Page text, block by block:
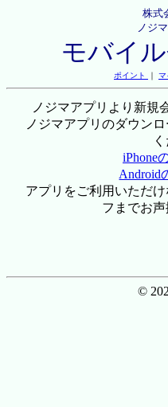
株式
ノジ
モバイ
ポイント ｜ マ
ノジマアプリより新規
ノジマアプリのダウン
iPhone
Android
アプリをご利用いただ
フまでお声
©